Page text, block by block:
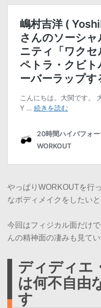
やっぱりWORKOUTを行
なボディメイクをしたい
今回はフィジカル面だけ
んの精神面の凄みも見てい
ディディエ
は何不自由
す